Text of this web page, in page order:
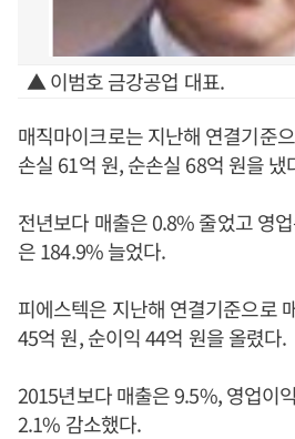
▲ 이범호 금강공업 대표.
매직마이크로는 지난해 연결기준
손실 61억 원, 순손실 68억 원을 냈
전년보다 매출은 0.8% 줄었고 영
은 184.9% 늘었다.
피에스텍은 지난해 연결기준으로
45억 원, 순이익 44억 원을 올렸다.
2015년보다 매출은 9.5%, 영업이
2.1% 감소했다.